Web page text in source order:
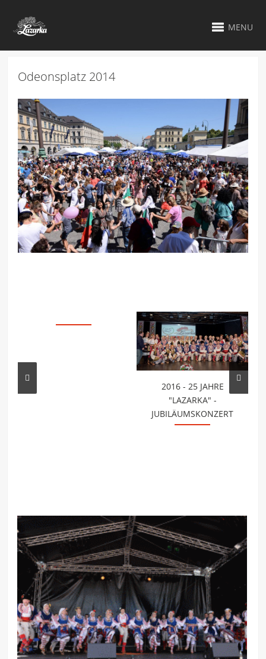
MENU
Odeonsplatz 2014
2016 - 25 JAHRE
"LAZARKA" -
JUBILÄUMSKONZERT